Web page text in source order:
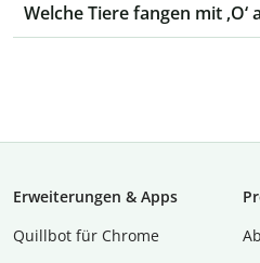
Welche Tiere fangen mit ‚O‘
Erweiterungen & Apps
Quillbot für Chrome